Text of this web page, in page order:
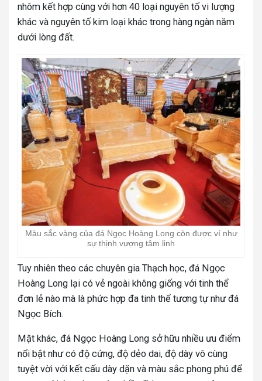
nhôm kết hợp cùng với hơn 40 loại nguyên tố vi lượng
khác và nguyên tố kim loại khác trong hàng ngàn năm
dưới lòng đất.
Màu sắc vàng của đá Ngọc Hoàng Long còn được ví như
sự thịnh vượng tâm linh
Tuy nhiên theo các chuyên gia Thạch học, đá Ngọc
Hoàng Long lại có vẻ ngoài không giống với tinh thể
đơn lẻ nào mà là phức hợp đa tinh thể tương tự như đá
Ngọc Bích.
Mặt khác, đá Ngọc Hoàng Long sở hữu nhiều ưu điểm
nổi bật như có độ cứng, độ dẻo dai, độ dày vô cùng
tuyệt vời với kết cấu dày dặn và màu sắc phong phú để